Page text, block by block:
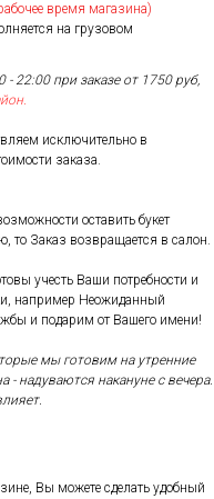
время магазина)
на грузовом
- 22:00 при заказе от 1750 руб,
исключительно в
заказа.
оставить букет
то Заказ возвращается в салон.
учесть Ваши потребности и
например Неожиданный
и подарим от Вашего имени!
мы готовим на утренние
надуваются накануне с вечера.
Вы можете сделать удобный